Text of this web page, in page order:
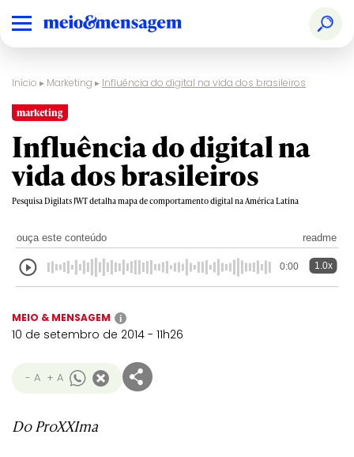
Início ▸ Marketing ▸ Influência do digital na vida dos brasileiros
marketing
Influência do digital na
vida dos brasileiros
Pesquisa Digilats JWT detalha mapa de comportamento digital na América Latina
ouça este conteúdo readme
0:00 1.0x
MEIO & MENSAGEM i
10 de setembro de 2014 - 11h26
- A + A
Do ProXXIma